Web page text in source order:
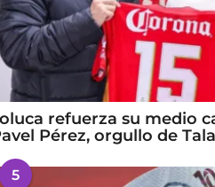
refuerza su medio
Pérez, orgullo de
5